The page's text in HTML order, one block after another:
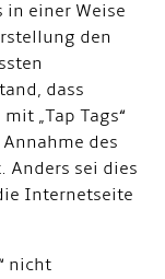
in einer Weise
den
dass
„Tap Tags“
des
Anders sei dies
Internetseite
nicht